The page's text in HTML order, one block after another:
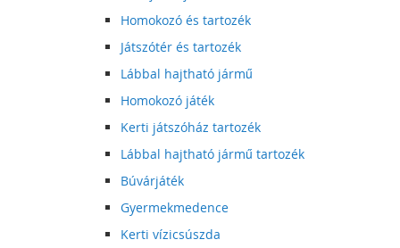
Homokozó és tartozék
Játszótér és tartozék
Lábbal hajtható jármű
Homokozó játék
Kerti játszóház tartozék
Lábbal hajtható jármű tartozék
Búvárjáték
Gyermekmedence
Kerti vízicsúszda